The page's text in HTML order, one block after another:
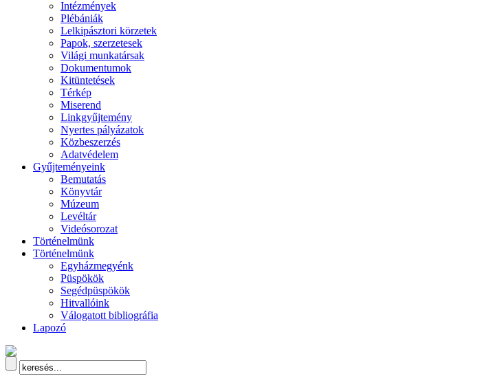
Intézmények
Plébániák
Lelkipásztori körzetek
Papok, szerzetesek
Világi munkatársak
Dokumentumok
Kitüntetések
Térkép
Miserend
Linkgyűjtemény
Nyertes pályázatok
Közbeszerzés
Adatvédelem
Gyűjteményeink
Bemutatás
Könyvtár
Múzeum
Levéltár
Videósorozat
Történelmünk
Történelmünk
Egyházmegyénk
Püspökök
Segédpüspökök
Hitvallóink
Válogatott bibliográfia
Lapozó